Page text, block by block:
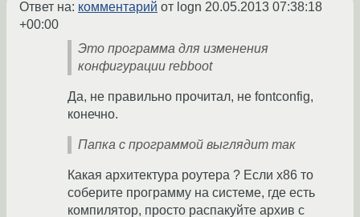
Ответ на: комментарий от logn 20.05.2013 07:38:18
+00:00
Это программа для изменения
конфигурации rebboot
Да, не правильно прочитал, не fontconfig,
конечно.
Папка с программой выглядит так
Какая архитектура роутера ? Если x86 то
соберите программу на системе, где есть
компилятор, просто распакуйте архив с